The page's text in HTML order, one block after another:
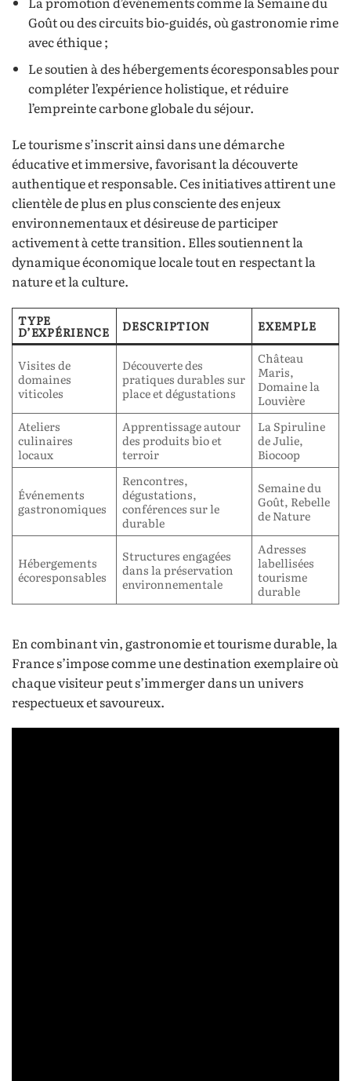
Goût ou des circuits bio-guidés, où gastronomie rime
avec éthique ;
Le soutien à des hébergements écoresponsables pour
compléter l’expérience holistique, et réduire
l’empreinte carbone globale du séjour.
Le tourisme s’inscrit ainsi dans une démarche
éducative et immersive, favorisant la découverte
authentique et responsable. Ces initiatives attirent une
clientèle de plus en plus consciente des enjeux
environnementaux et désireuse de participer
activement à cette transition. Elles soutiennent la
dynamique économique locale tout en respectant la
nature et la culture.
TYPE
D’EXPÉRIENCE DESCRIPTION EXEMPLE
Visites de
domaines
viticoles
Découverte des
pratiques durables sur
place et dégustations
Château
Maris,
Domaine la
Louvière
Ateliers
culinaires
locaux
Apprentissage autour
des produits bio et
terroir
La Spiruline
de Julie,
Biocoop
Événements
gastronomiques
Rencontres,
dégustations,
conférences sur le
durable
Semaine du
Goût, Rebelle
de Nature
Hébergements
écoresponsables
Structures engagées
dans la préservation
environnementale
Adresses
labellisées
tourisme
durable
En combinant vin, gastronomie et tourisme durable, la
France s’impose comme une destination exemplaire où
chaque visiteur peut s’immerger dans un univers
respectueux et savoureux.